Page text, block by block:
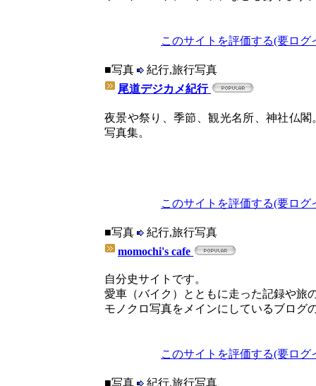
このサイトを評価する(要ログ
■写真
紀行,旅行写真
尾道デジカメ紀行
夜景や祭り、季節、観光名所、神社仏
写真集。
このサイトを評価する(要ログ
■写真
紀行,旅行写真
momochi's cafe
自分史サイトです。
愛車（バイク）とともに走った記録や旅
モノクロ写真をメインにしているブログ
このサイトを評価する(要ログ
■写真
紀行,旅行写真